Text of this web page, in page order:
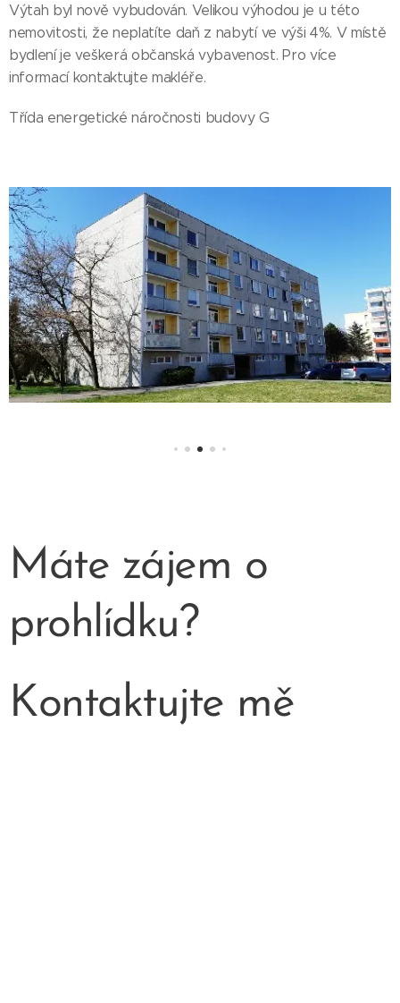
Výtah byl nově vybudován. Velikou výhodou je u této
nemovitosti, že neplatíte daň z nabytí ve výši 4%. V místě
bydlení je veškerá občanská vybavenost. Pro více
informací kontaktujte makléře.
Třída energetické náročnosti budovy G
Máte zájem o
prohlídku?
Kontaktujte mě